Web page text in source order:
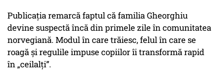
Publicația remarcă faptul că familia Gheorghiu
devine suspectă încă din primele zile în comunitatea
norvegiană. Modul în care trăiesc, felul în care se
roagă și regulile impuse copiilor îi transformă rapid
în „ceilalți”.